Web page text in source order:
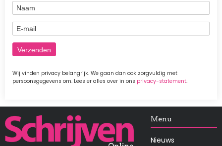
Naam
E-mail
Wij vinden privacy belangrijk. We gaan dan ook zorgvuldig met
persoonsgegevens om. Lees er alles over in ons privacy-statement.
Afbeelding Menu
Nieuws